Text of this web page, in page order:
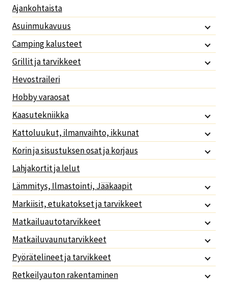
Ajankohtaista
Asuinmukavuus
Camping kalusteet
Grillit ja tarvikkeet
Hevostraileri
Hobby varaosat
Kaasutekniikka
Kattoluukut, ilmanvaihto, ikkunat
Korin ja sisustuksen osat ja korjaus
Lahjakortit ja lelut
Lämmitys, Ilmastointi, Jääkaapit
Markiisit, etukatokset ja tarvikkeet
Matkailuautotarvikkeet
Matkailuvaunutarvikkeet
Pyörätelineet ja tarvikkeet
Retkeilyauton rakentaminen